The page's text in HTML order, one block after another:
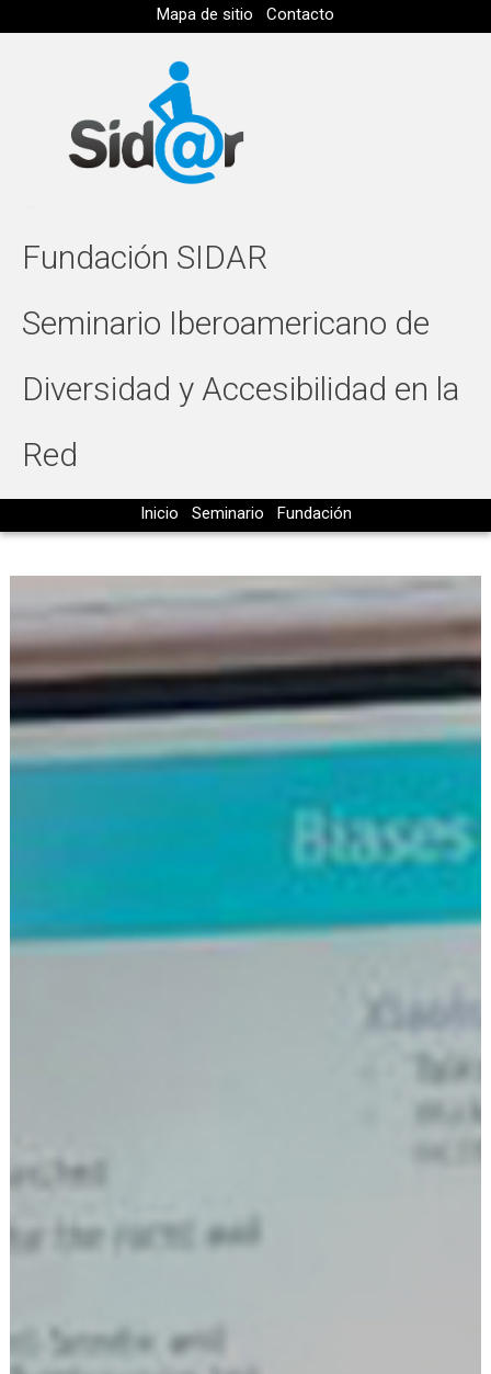
Mapa de sitio Contacto
Fundación SIDAR
Seminario Iberoamericano de
Diversidad y Accesibilidad en la
Red
Inicio Seminario Fundación